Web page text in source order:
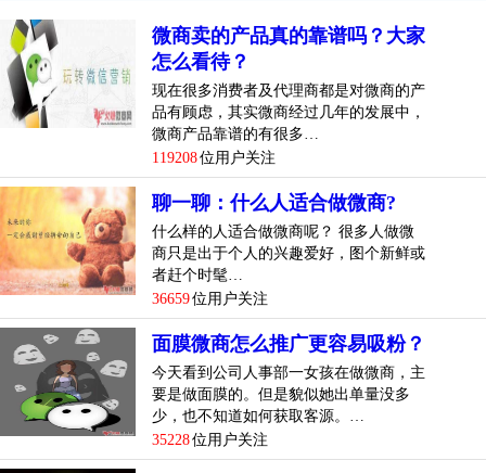
微商卖的产品真的靠谱吗？大家
怎么看待？
现在很多消费者及代理商都是对微商的产
品有顾虑，其实微商经过几年的发展中，
微商产品靠谱的有很多…
119208位用户关注
聊一聊：什么人适合做微商?
什么样的人适合做微商呢？ 很多人做微
商只是出于个人的兴趣爱好，图个新鲜或
者赶个时髦…
36659位用户关注
面膜微商怎么推广更容易吸粉？
今天看到公司人事部一女孩在做微商，主
要是做面膜的。但是貌似她出单量没多
少，也不知道如何获取客源。…
35228位用户关注